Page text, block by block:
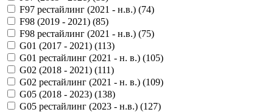
F97 рестайлинг (2021 - н.в.) (74)
F98 (2019 - 2021) (85)
F98 рестайлинг (2021 - н.в.) (75)
G01 (2017 - 2021) (113)
G01 рестайлинг (2021 - н. в.) (105)
G02 (2018 - 2021) (111)
G02 рестайлинг (2021 - н. в.) (109)
G05 (2018 - 2023) (138)
G05 рестайлинг (2023 - н.в.) (127)